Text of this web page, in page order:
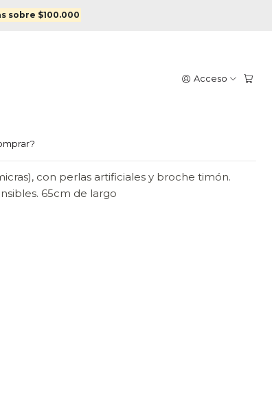
Acceso
sobre $100.000
en plata
PERLAS
con perlas artificiales y broche timón.
65cm de largo